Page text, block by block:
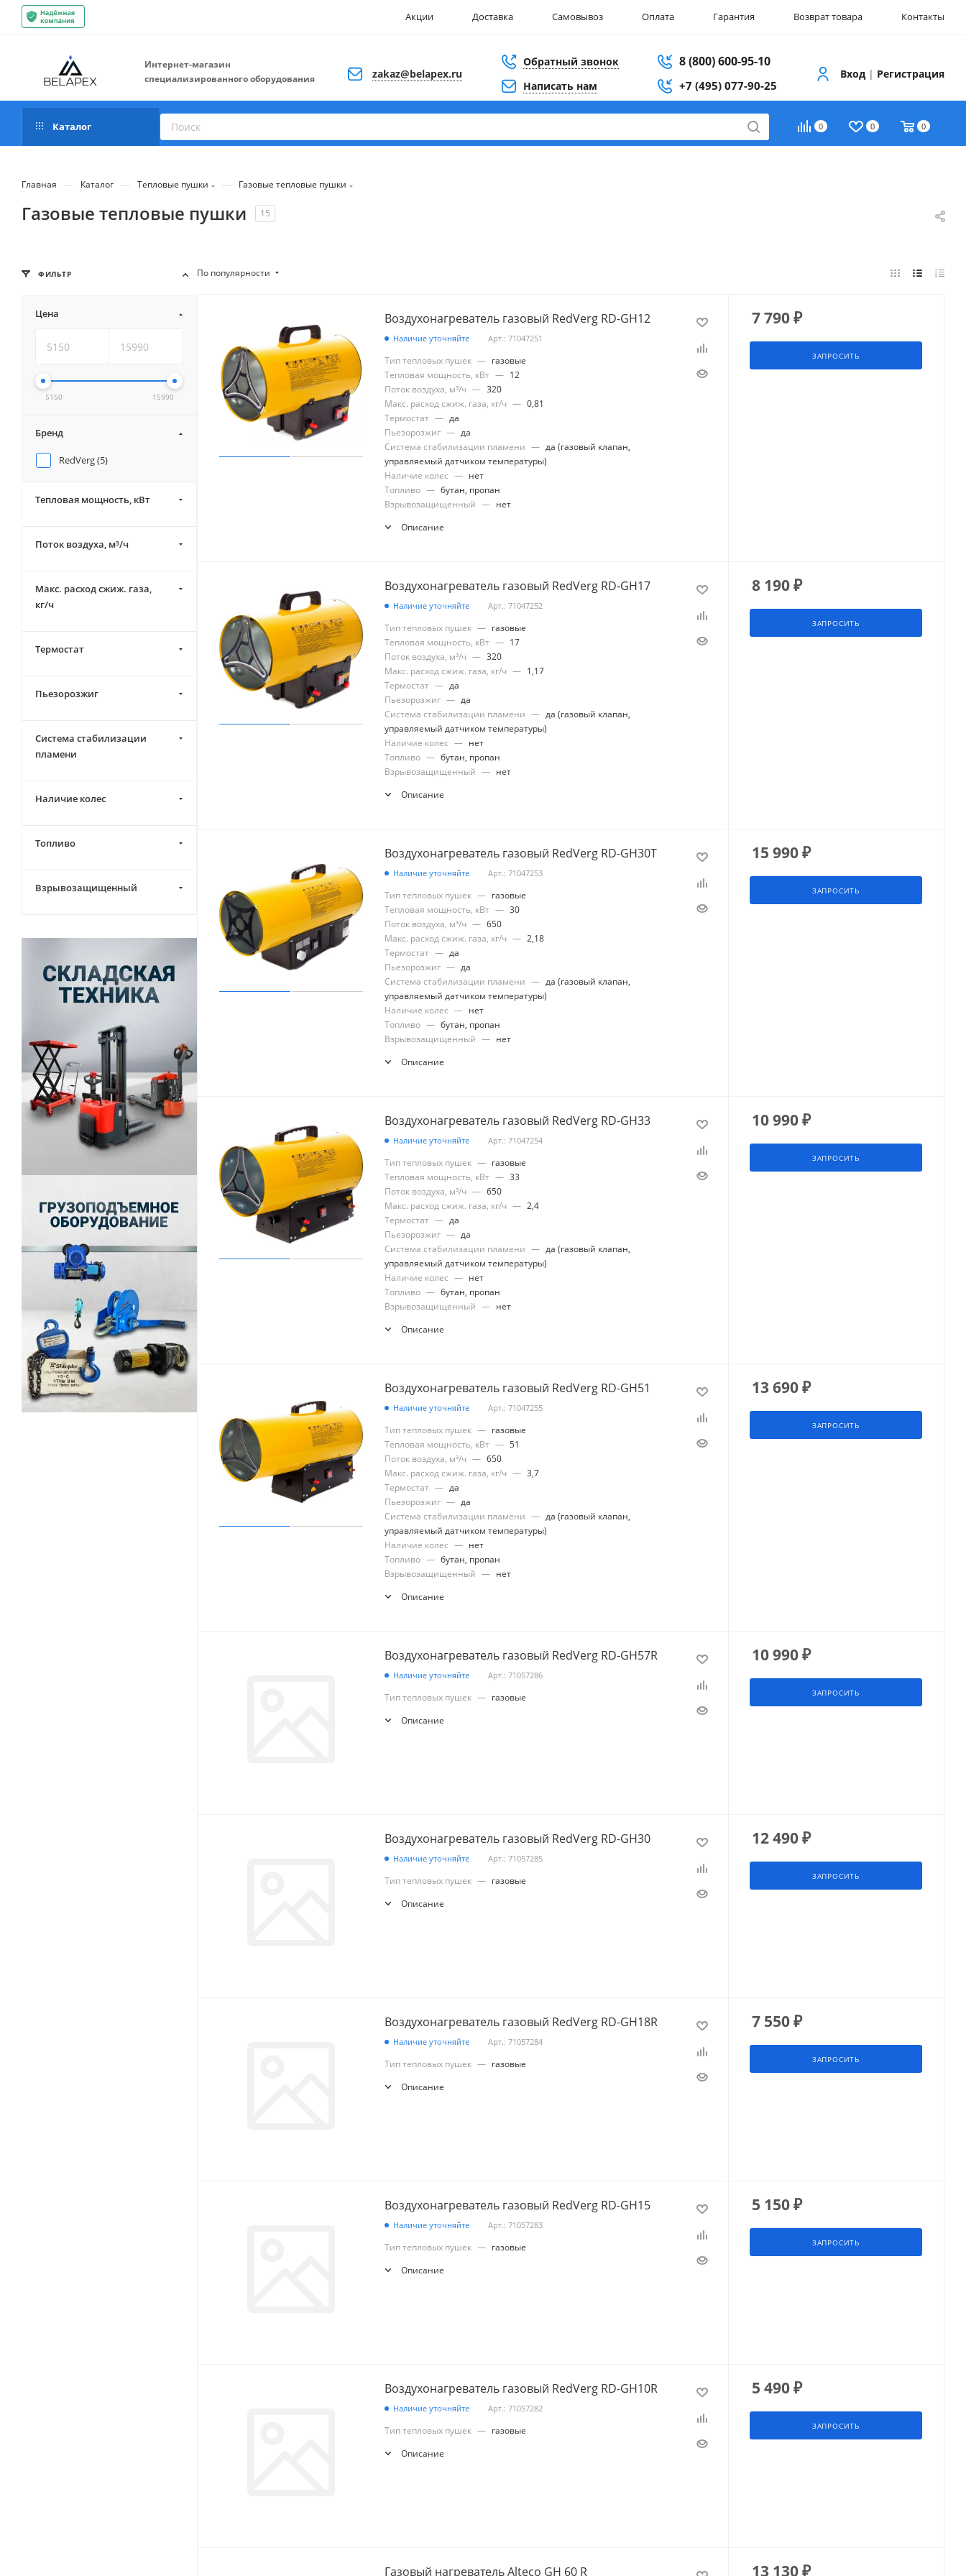
Акции Доставка Самовывоз Оплата Гарантия Возврат товара Контакты
Интернет-магазин
специализированного оборудования
zakaz@belapex.ru
Обратный звонок
Написать нам
8 (800) 600-95-10
+7 (495) 077-90-25
Вход | Регистрация
0 0 0
Каталог
Главная — Каталог — Тепловые пушки — Газовые тепловые пушки
Газовые тепловые пушки 15
По популярности
Воздухонагреватель газовый RedVerg RD-GH12
Наличие уточняйте Арт.: 71047251
Тип тепловых пушек — газовые
Тепловая мощность, кВт — 12
Поток воздуха, м³/ч — 320
Макс. расход сжиж. газа, кг/ч — 0,81
Термостат — да
Пьезорозжиг — да
Система стабилизации пламени — да (газовый клапан,
управляемый датчиком температуры)
Наличие колес — нет
Топливо — бутан, пропан
Взрывозащищенный — нет
Описание
7 790₽
ЗАПРОСИТЬ
Воздухонагреватель газовый RedVerg RD-GH17
Наличие уточняйте Арт.: 71047252
Тип тепловых пушек — газовые
Тепловая мощность, кВт — 17
Поток воздуха, м³/ч — 320
Макс. расход сжиж. газа, кг/ч — 1,17
Термостат — да
Пьезорозжиг — да
Система стабилизации пламени — да (газовый клапан,
управляемый датчиком температуры)
Наличие колес — нет
Топливо — бутан, пропан
Взрывозащищенный — нет
Описание
8 190₽
ЗАПРОСИТЬ
Воздухонагреватель газовый RedVerg RD-GH30T
Наличие уточняйте Арт.: 71047253
Тип тепловых пушек — газовые
Тепловая мощность, кВт — 30
Поток воздуха, м³/ч — 650
Макс. расход сжиж. газа, кг/ч — 2,18
Термостат — да
Пьезорозжиг — да
Система стабилизации пламени — да (газовый клапан,
управляемый датчиком температуры)
Наличие колес — нет
Топливо — бутан, пропан
Взрывозащищенный — нет
Описание
15 990₽
ЗАПРОСИТЬ
Воздухонагреватель газовый RedVerg RD-GH33
Наличие уточняйте Арт.: 71047254
Тип тепловых пушек — газовые
Тепловая мощность, кВт — 33
Поток воздуха, м³/ч — 650
Макс. расход сжиж. газа, кг/ч — 2,4
Термостат — да
Пьезорозжиг — да
Система стабилизации пламени — да (газовый клапан,
управляемый датчиком температуры)
Наличие колес — нет
Топливо — бутан, пропан
Взрывозащищенный — нет
Описание
10 990₽
ЗАПРОСИТЬ
Воздухонагреватель газовый RedVerg RD-GH51
Наличие уточняйте Арт.: 71047255
Тип тепловых пушек — газовые
Тепловая мощность, кВт — 51
Поток воздуха, м³/ч — 650
Макс. расход сжиж. газа, кг/ч — 3,7
Термостат — да
Пьезорозжиг — да
Система стабилизации пламени — да (газовый клапан,
управляемый датчиком температуры)
Наличие колес — нет
Топливо — бутан, пропан
Взрывозащищенный — нет
Описание
13 690₽
ЗАПРОСИТЬ
Воздухонагреватель газовый RedVerg RD-GH57R
Наличие уточняйте Арт.: 71057286
Тип тепловых пушек — газовые
Описание
10 990₽
ЗАПРОСИТЬ
Воздухонагреватель газовый RedVerg RD-GH30
Наличие уточняйте Арт.: 71057285
Тип тепловых пушек — газовые
Описание
12 490₽
ЗАПРОСИТЬ
Воздухонагреватель газовый RedVerg RD-GH18R
Наличие уточняйте Арт.: 71057284
Тип тепловых пушек — газовые
Описание
7 550₽
ЗАПРОСИТЬ
Воздухонагреватель газовый RedVerg RD-GH15
Наличие уточняйте Арт.: 71057283
Тип тепловых пушек — газовые
Описание
5 150₽
ЗАПРОСИТЬ
Воздухонагреватель газовый RedVerg RD-GH10R
Наличие уточняйте Арт.: 71057282
Тип тепловых пушек — газовые
Описание
5 490₽
ЗАПРОСИТЬ
Газовый нагреватель Alteco GH 60 R 13 130₽
ФИЛЬТР
Цена
5150 15990
Бренд
RedVerg (5)
Тепловая мощность, кВт
Поток воздуха, м³/ч
Макс. расход сжиж. газа,
кг/ч
Термостат
Пьезорозжиг
Система стабилизации
пламени
Наличие колес
Топливо
Взрывозащищенный